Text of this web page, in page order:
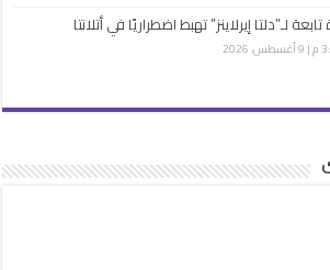
لـ”دلتا إيرلاينز” تهبط اضطراريًا في أتلانتا